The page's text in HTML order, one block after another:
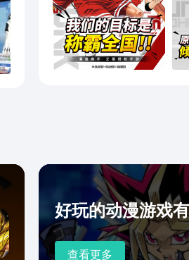
好玩的动漫游戏
查看更多